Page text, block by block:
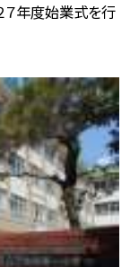
７年度始業式を行